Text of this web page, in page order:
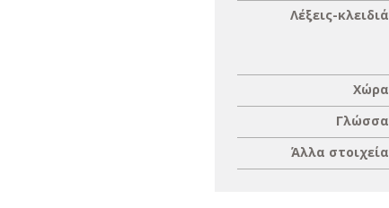
Λέξεις-κλειδιά
Χώρα
Γλώσσα
Άλλα στοιχεία